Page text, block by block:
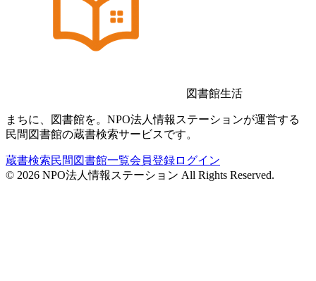
図書館生活
まちに、図書館を。NPO法人情報ステーションが運営する
民間図書館の蔵書検索サービスです。
蔵書検索民間図書館一覧会員登録ログイン
© 2026 NPO法人情報ステーション All Rights Reserved.